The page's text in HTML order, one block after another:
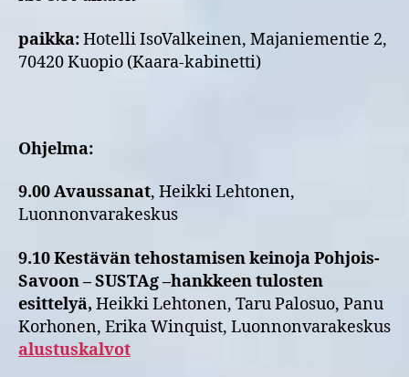
paikka:Hotelli IsoValkeinen, Majaniementie 2,
70420 Kuopio (Kaara-kabinetti)
Ohjelma:
9.00 Avaussanat, Heikki Lehtonen,
Luonnonvarakeskus
9.10 Kestävän tehostamisen keinoja Pohjois-
Savoon – SUSTAg –hankkeen tulosten
esittelyä, Heikki Lehtonen, Taru Palosuo, Panu
Korhonen, Erika Winquist, Luonnonvarakeskus
alustuskalvot